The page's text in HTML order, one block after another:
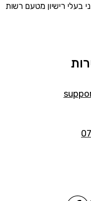
בעלי רישיון מטעם רשות